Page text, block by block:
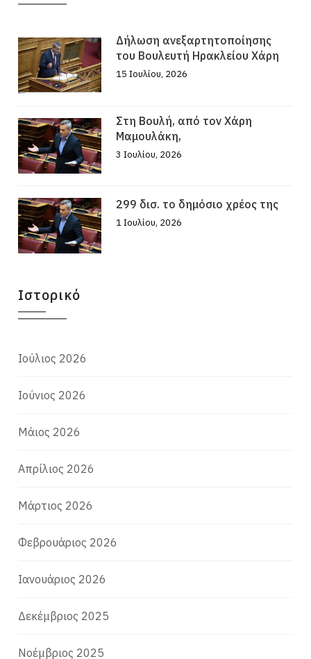
Δήλωση ανεξαρτητοποίησης
του Βουλευτή Ηρακλείου Χάρη
15 Ιουλίου, 2026
Στη Βουλή, από τον Χάρη
Μαμουλάκη,
3 Ιουλίου, 2026
299 δισ. το δημόσιο χρέος της
1 Ιουλίου, 2026
Ιστορικό
Ιούλιος 2026
Ιούνιος 2026
Μάιος 2026
Απρίλιος 2026
Μάρτιος 2026
Φεβρουάριος 2026
Ιανουάριος 2026
Δεκέμβριος 2025
Νοέμβριος 2025